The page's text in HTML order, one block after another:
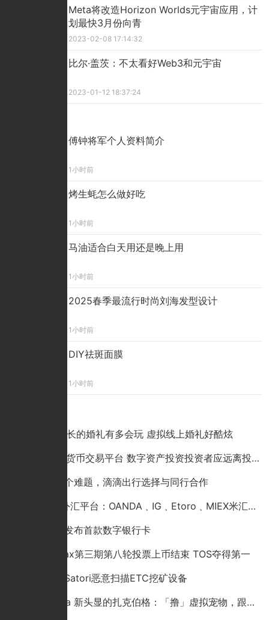
​Meta将改造Horizon Worlds元宇宙应用，计
划最快3月份向青
2023-02-08 17:14:32
比尔·盖茨：不太看好Web3和元宇宙
2023-01-12 18:37:24
傅钟将军个人资料简介
1小时前
烤生蚝怎么做好吃
1小时前
马油适合白天用还是晚上用
1小时前
2025春季最流行时尚刘海发型设计
1小时前
DIY祛斑面膜
1小时前
90后董事长的婚礼有多会玩 虚拟线上婚礼好酷炫
MAE数字货币交易平台 数字资产投资投资者应远离投资骗局
为解决这个难题，滴滴出行选择与同行合作
全球5大外汇平台：OANDA﹑IG﹑Etoro﹑MIEX米汇﹑PLUS500
中国银联发布首款数字银行卡
火币Hadax第三期第八轮投票上币结束 TOS夺得第一
僵尸网络Satori恶意扫描ETC挖矿设备
戴上 Meta 新头显的扎克伯格：「撸」虚拟宠物，跟虚拟教练一起